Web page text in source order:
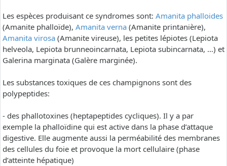
Les espèces produisant ce syndromes sont: Amanita phalloides
(Amanite phalloïde), Amanita verna (Amanite printanière),
Amanita virosa (Amanite vireuse), les petites lépiotes (Lepiota
helveola, Lepiota brunneoincarnata, Lepiota subincarnata, …) et
Galerina marginata (Galère marginée).
Les substances toxiques de ces champignons sont des
polypeptides:
- des phallotoxines (heptapeptides cycliques). Il y a par
exemple la phalloïdine qui est active dans la phase d’attaque
digestive. Elle augmente aussi la perméabilité des membranes
des cellules du foie et provoque la mort cellulaire (phase
d’atteinte hépatique)